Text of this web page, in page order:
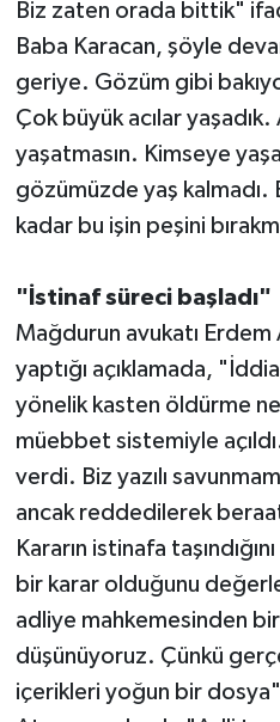
Biz zaten orada bittik"
Baba Karacan, şöyle
geriye. Gözüm gibi
Çok büyük acılar
yaşatmasın. Kimseye
gözümüzde yaş
kadar bu işin peşini
"İstinaf süreci başladı"
Mağdurun avukatı Erdem
yaptığı açıklamada,
yönelik kasten öldürme
müebbet sistemiyle
verdi. Biz yazılı
ancak reddedilerek
Kararın istinafa
bir karar olduğunu
adliye mahkemesinden bir
düşünüyoruz. Çünkü
içerikleri yoğun bir